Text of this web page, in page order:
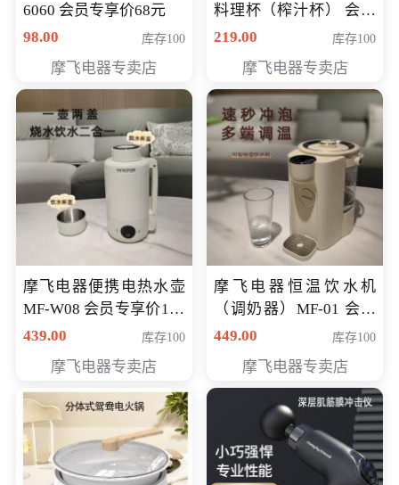
6060 会员专享价68元
98.00
库存100
摩飞电器专卖店
料理杯（榨汁杯） 会员
专享价118元
219.00 库存100
摩飞电器专卖店
摩飞电器便携电热水壶
MF-W08 会员专享价198
元
439.00 库存100
摩飞电器专卖店
摩飞电器恒温饮水机
（调奶器）MF-01 会员
专享价366元
449.00 库存100
摩飞电器专卖店